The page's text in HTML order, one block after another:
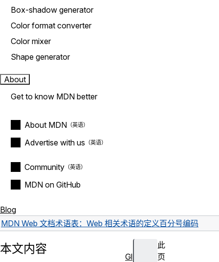
Box-shadow generator
Color format converter
Color mixer
Shape generator
About
Get to know MDN better
About MDN
Advertise with us
Community
MDN on GitHub
Blog
MDN Web 文档术语表：Web 相关术语的定义百分号编码
此
页
本文内容
Gl